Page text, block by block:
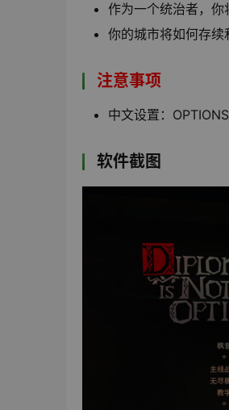
作为一个统治者，
你的城市将如何存
注意事项
中文设置：
软件截图